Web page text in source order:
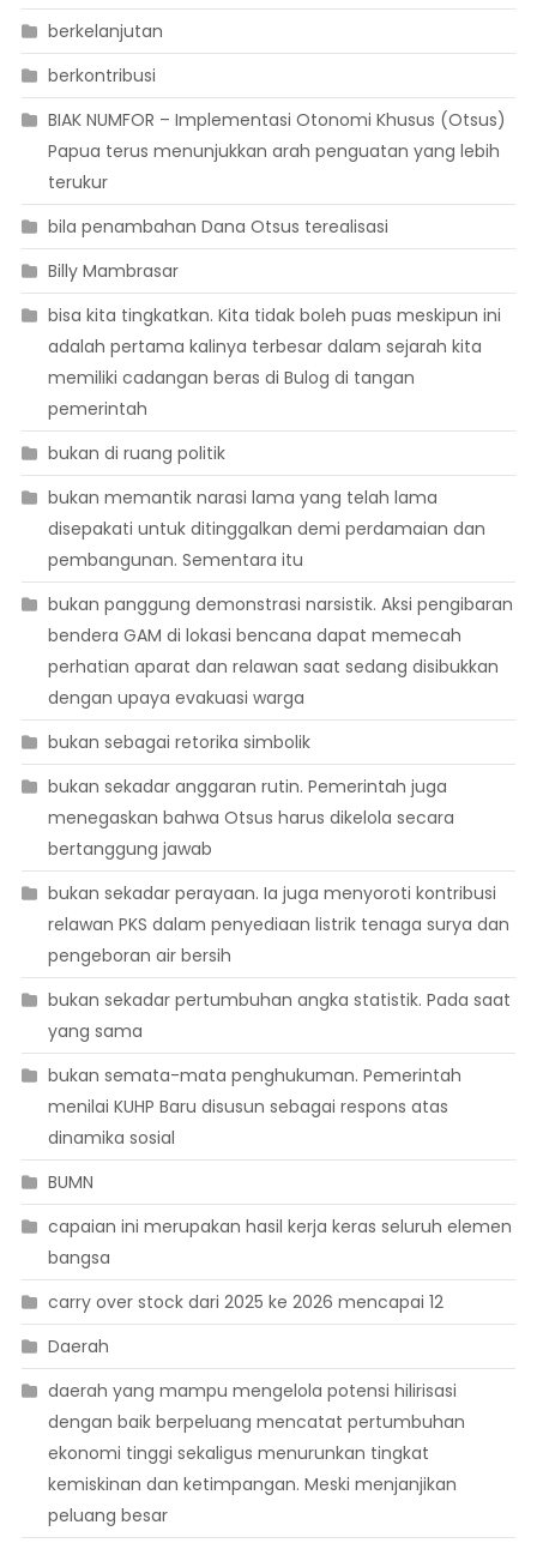
berkelanjutan
berkontribusi
BIAK NUMFOR – Implementasi Otonomi Khusus (Otsus)
Papua terus menunjukkan arah penguatan yang lebih
terukur
bila penambahan Dana Otsus terealisasi
Billy Mambrasar
bisa kita tingkatkan. Kita tidak boleh puas meskipun ini
adalah pertama kalinya terbesar dalam sejarah kita
memiliki cadangan beras di Bulog di tangan
pemerintah
bukan di ruang politik
bukan memantik narasi lama yang telah lama
disepakati untuk ditinggalkan demi perdamaian dan
pembangunan. Sementara itu
bukan panggung demonstrasi narsistik. Aksi pengibaran
bendera GAM di lokasi bencana dapat memecah
perhatian aparat dan relawan saat sedang disibukkan
dengan upaya evakuasi warga
bukan sebagai retorika simbolik
bukan sekadar anggaran rutin. Pemerintah juga
menegaskan bahwa Otsus harus dikelola secara
bertanggung jawab
bukan sekadar perayaan. Ia juga menyoroti kontribusi
relawan PKS dalam penyediaan listrik tenaga surya dan
pengeboran air bersih
bukan sekadar pertumbuhan angka statistik. Pada saat
yang sama
bukan semata-mata penghukuman. Pemerintah
menilai KUHP Baru disusun sebagai respons atas
dinamika sosial
BUMN
capaian ini merupakan hasil kerja keras seluruh elemen
bangsa
carry over stock dari 2025 ke 2026 mencapai 12
Daerah
daerah yang mampu mengelola potensi hilirisasi
dengan baik berpeluang mencatat pertumbuhan
ekonomi tinggi sekaligus menurunkan tingkat
kemiskinan dan ketimpangan. Meski menjanjikan
peluang besar